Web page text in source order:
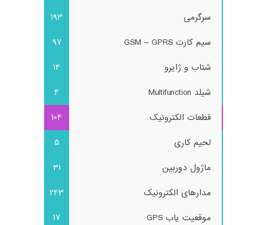
سرگرمی
193
سیم کارت GSM – GPRS
97
شتاب و ژایرو
14
شیلد Multifunction
4
قطعات الکترونیک
104
لحیم کاری
5
ماژول دوربین
31
مدارهای الکترونیک
243
موقعیت یاب GPS
17